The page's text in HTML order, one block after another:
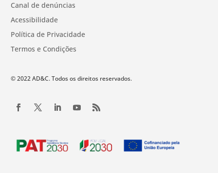
Canal de denúncias
Acessibilidade
Política de Privacidade
Termos e Condições
© 2022 AD&C. Todos os direitos reservados.